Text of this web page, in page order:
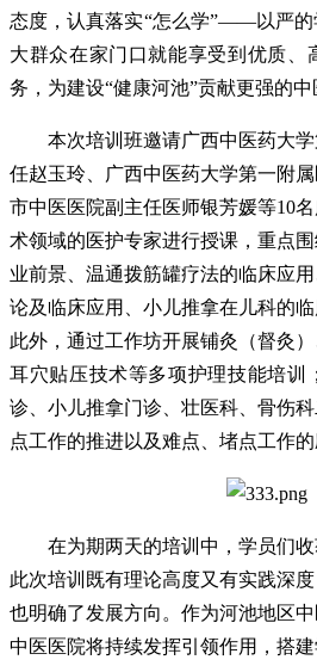
态度，认真落实“怎么学”——以严
大群众在家门口就能享受到优质、
务，为建设“健康河池”贡献更强的中
本次培训班邀请广西中医药大学
任赵玉玲、广西中医药大学第一附
市中医医院副主任医师银芳媛等10
术领域的医护专家进行授课，重点
业前景、温通拨筋罐疗法的临床应
论及临床应用、小儿推拿在儿科的临
此外，通过工作坊开展铺灸（督灸
耳穴贴压技术等多项护理技能培训
诊、小儿推拿门诊、壮医科、骨伤
点工作的推进以及难点、堵点工作的
在为期两天的培训中，学员们收
此次培训既有理论高度又有实践深
也明确了发展方向。作为河池地区
中医医院将持续发挥引领作用，搭